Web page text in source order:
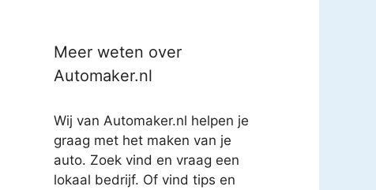
Meer weten over
Automaker.nl
Wij van Automaker.nl helpen je
graag met het maken van je
auto. Zoek vind en vraag een
lokaal bedrijf. Of vind tips en